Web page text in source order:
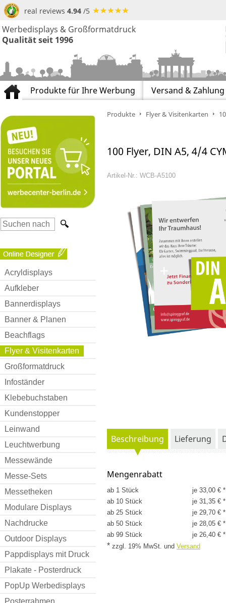
real reviews 4.94 /5
Werbedisplays & Großformatdruck
Qualität seit 1996
Produkte für Ihre Werbung Versand & Zahlung
Acryldisplays
Aufkleber
Bannerdisplays
Banner & Planen
Beachflags
Flyer & Visitenkarten
Großformatdruck
Infoständer
Klebebuchstaben
Kundenstopper
Leinwand
Leuchtwerbung
Messewände
Messe-Sets
Messetheken
Modulare Displays
Nachdrucke
Outdoor Displays
Pappdisplays mit Druck
Plakate - Posterdruck
PopUp Werbedisplays
Posterrahmen
Produkte Flyer & Visitenkarten
100 Flyer, DIN A5, 4/4
Artikel-Nr.: WCB-A5100
Beschreibung Lieferung
Mengenrabatt
ab 1 Stück
je 33,00 € *
ab 10 Stück
je 31,35 € *
ab 25 Stück
je 29,70 € *
ab 50 Stück
je 28,05 € *
ab 99 Stück
je 26,40 € *
* zzgl. 19% MwSt. und Versand